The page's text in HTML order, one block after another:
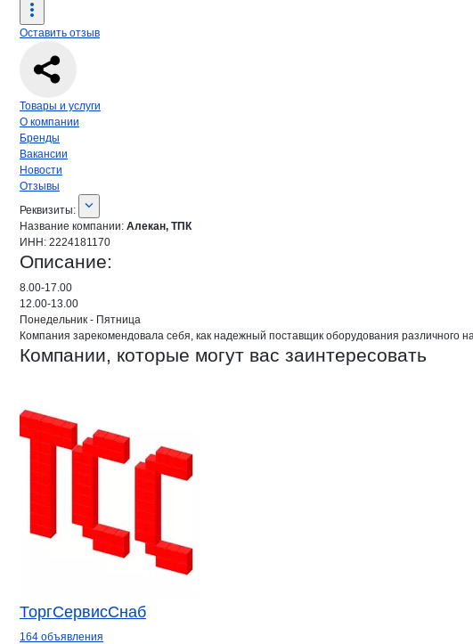
Оставить отзыв
Навигация по странице
Товары и услуги
О компании
Бренды
Вакансии
Новости
Отзывы
О компании
Реквизиты
Реквизиты:
Название компании: Алекан, ТПК
ИНН: 2224181170
Описание:
8.00-17.00
12.00-13.00
Понедельник - Пятница
Компания зарекомендовала себя, как надежный поставщик оборудования различного
Компании, которые могут вас заинтересовать
ТоргСервисСнаб
164 объявления